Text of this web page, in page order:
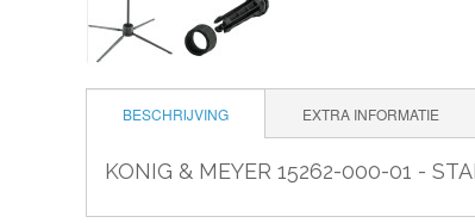
BESCHRIJVING EXTRA INFORMATIE
KONIG & MEYER 15262-000-01 -